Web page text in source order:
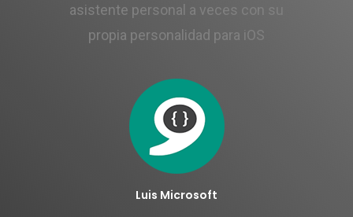
asistente personal a veces con su
propia personalidad para iOS
Luis Microsoft